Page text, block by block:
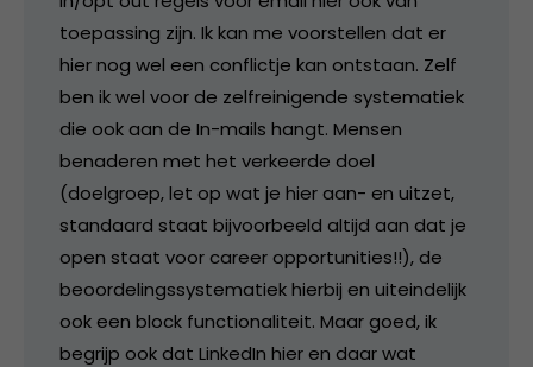
toepassing zijn. Ik kan me voorstellen dat er
hier nog wel een conflictje kan ontstaan. Zelf
ben ik wel voor de zelfreinigende systematiek
die ook aan de In-mails hangt. Mensen
benaderen met het verkeerde doel
(doelgroep, let op wat je hier aan- en uitzet,
standaard staat bijvoorbeeld altijd aan dat je
open staat voor career opportunities!!), de
beoordelingssystematiek hierbij en uiteindelijk
ook een block functionaliteit. Maar goed, ik
begrijp ook dat LinkedIn hier en daar wat